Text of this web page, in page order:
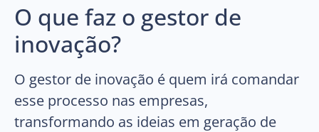
O que faz o gestor de
inovação?
O gestor de inovação é quem irá comandar
esse processo nas empresas,
transformando as ideias em geração de